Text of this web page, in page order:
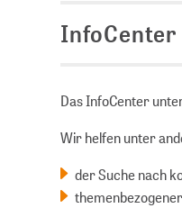
InfoCenter
Das InfoCenter
Wir helfen unter
der Suche nach